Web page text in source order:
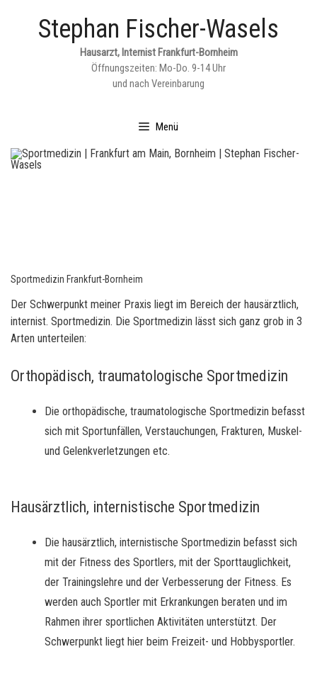
Stephan Fischer-Wasels
Hausarzt, Internist Frankfurt-Bornheim
Öffnungszeiten: Mo-Do. 9-14 Uhr
und nach Vereinbarung
Menü
Sportmedizin Frankfurt-Bornheim
Der Schwerpunkt meiner Praxis liegt im Bereich der hausärztlich,
internist. Sportmedizin. Die Sportmedizin lässt sich ganz grob in 3
Arten unterteilen:
Orthopädisch, traumatologische Sportmedizin
Die orthopädische, traumatologische Sportmedizin befasst
sich mit Sportunfällen, Verstauchungen, Frakturen, Muskel-
und Gelenkverletzungen etc.
Hausärztlich, internistische Sportmedizin
Die hausärztlich, internistische Sportmedizin befasst sich
mit der Fitness des Sportlers, mit der Sporttauglichkeit,
der Trainingslehre und der Verbesserung der Fitness. Es
werden auch Sportler mit Erkrankungen beraten und im
Rahmen ihrer sportlichen Aktivitäten unterstützt. Der
Schwerpunkt liegt hier beim Freizeit- und Hobbysportler.